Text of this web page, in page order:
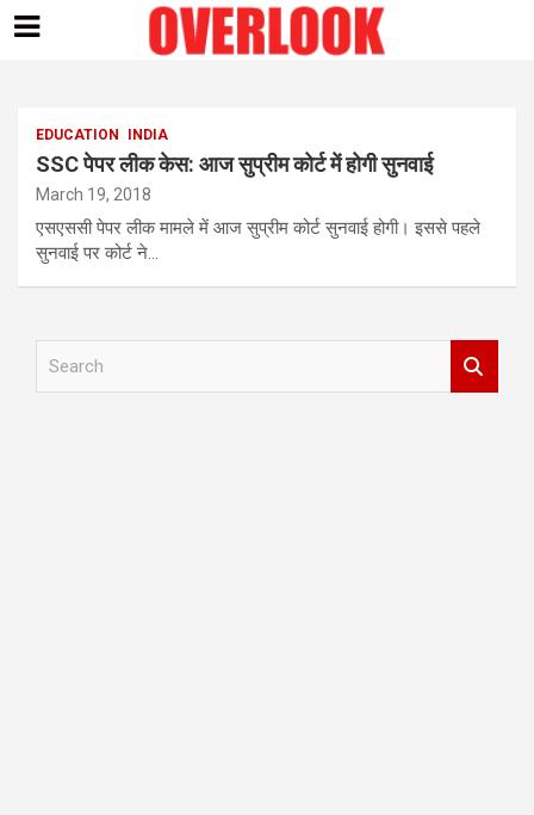
EDUCATION INDIA
SSC पेपर लीक केस: आज सुप्रीम कोर्ट में होगी सुनवाई
March 19, 2018
एसएससी पेपर लीक मामले में आज सुप्रीम कोर्ट सुनवाई होगी। इससे पहले
सुनवाई पर कोर्ट ने…